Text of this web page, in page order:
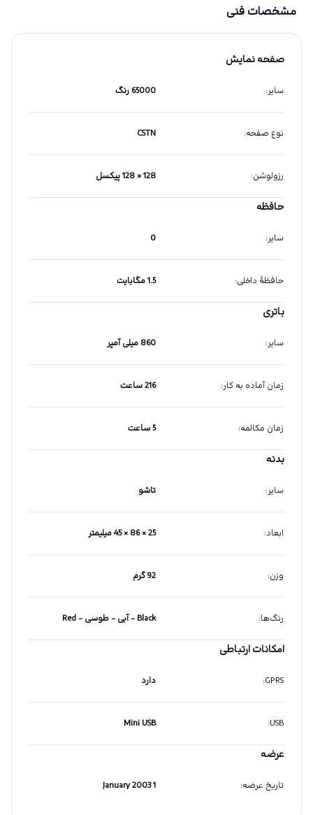
مشخصات فنی
صفحه نمایش
سایر: 65000 رنگ
نوع صفحه:
CSTN
رزولوشن: 128 × 128 پیکسل
حافظه
سایر:
0
حافظهٔ داخلی: 1.5 مگابایت
باتری
سایر: 860 میلی آمپر
زمان آماده به کار: 216 ساعت
زمان مکالمه: 5 ساعت
بدنه
سایر: تاشو
ابعاد: 25 × 86 × 45 میلیمتر
وزن: 92 گرم
رنگ‌ها: Black - آبی - طوسی - Red
امکانات ارتباطی
GPRS
: دارد
USB
:
Mini USB
عرضه
تاریخ عرضه:
1 January 2003